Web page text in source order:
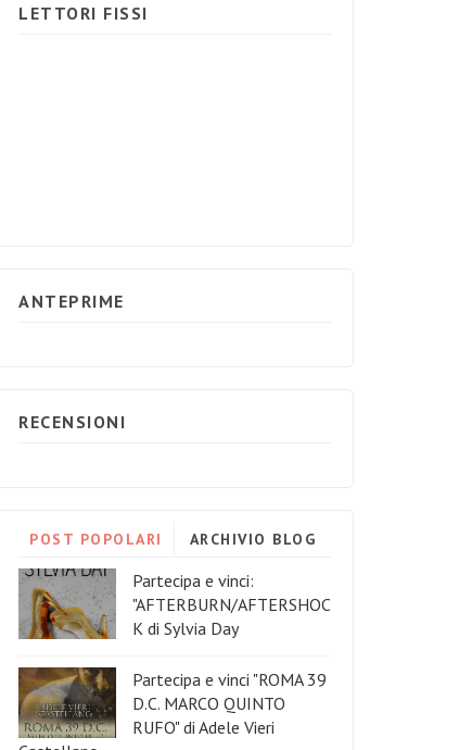
LETTORI FISSI
ANTEPRIME
RECENSIONI
POST POPOLARI ARCHIVIO BLOG
Partecipa e vinci:
"AFTERBURN/AFTERSHOC
K di Sylvia Day
Partecipa e vinci "ROMA 39
D.C. MARCO QUINTO
RUFO" di Adele Vieri